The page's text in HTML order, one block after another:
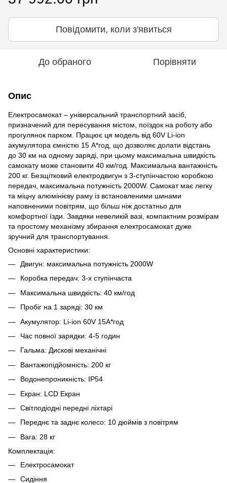
Повідомити, коли з'явиться
До обраного Порівняти
Опис
Електросамокат – універсальний транспортний засіб,
призначений для пересування містом, поїздок на роботу або
прогулянок парком. Працює ця модель від 60V Li-ion
акумулятора ємністю 15 А*год, що дозволяє долати відстань
до 30 км на одному заряді, при цьому максимальна швидкість
самокату може становити 40 км/год. Максимальна вантажність
200 кг. Безщітковий електродвигун з 3-ступінчастою коробкою
передач, максимальна потужність 2000W. Самокат має легку
та міцну алюмінієву раму із встановленими шинами
наповненими повітрям, що більш ніж достатньо для
комфортної їзди. Завдяки невеликій вазі, компактним розмірам
та простому механізму збирання електросамокат дуже
зручний для транспортування.
Основні характеристики:
Двигун: максимальна потужність 2000W
Коробка передач: 3-х ступінчаста
Максимальна швидкість: 40 км/год
Пробіг на 1 заряді: 30 км
Акумулятор: Li-ion 60V 15А*год
Час повної зарядки: 4-5 годин
Гальма: Дискові механічні
Вантажопідйомність: 200 кг
Водонепроникність: IP54
Екран: LCD Екран
Світлодіодні передні ліхтарі
Переднє та заднє колесо: 10 дюймів з повітрям
Вага: 28 кг
Комплектація:
Електросамокат
Сидіння